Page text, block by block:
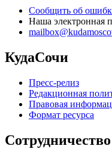
Сообщить об
Наша электронная
КудаСочи
Пресс-релиз
Редакционная
Правовая
Формат ресурса
Сотрудничество